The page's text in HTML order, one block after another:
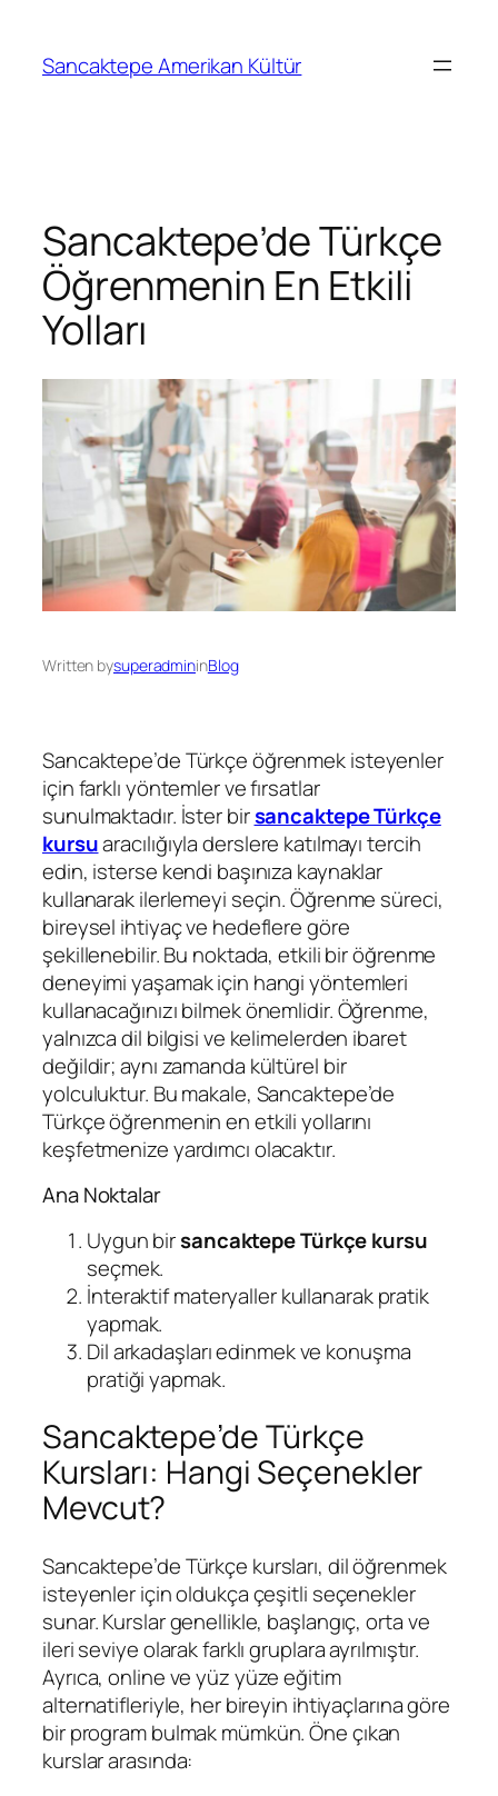
Sancaktepe Amerikan Kültür
Sancaktepe’de Türkçe
Öğrenmenin En Etkili
Yolları
Written bysuperadmininBlog
Sancaktepe’de Türkçe öğrenmek isteyenler
için farklı yöntemler ve fırsatlar
sunulmaktadır. İster birsancaktepe Türkçe
kursuaracılığıyla derslere katılmayı tercih
edin, isterse kendi başınıza kaynaklar
kullanarak ilerlemeyi seçin. Öğrenme süreci,
bireysel ihtiyaç ve hedeflere göre
şekillenebilir. Bu noktada, etkili bir öğrenme
deneyimi yaşamak için hangi yöntemleri
kullanacağınızı bilmek önemlidir. Öğrenme,
yalnızca dil bilgisi ve kelimelerden ibaret
değildir; aynı zamanda kültürel bir
yolculuktur. Bu makale, Sancaktepe’de
Türkçe öğrenmenin en etkili yollarını
keşfetmenize yardımcı olacaktır.
Ana Noktalar
Uygun birsancaktepe Türkçe kursu
seçmek.
İnteraktif materyaller kullanarak pratik
yapmak.
Dil arkadaşları edinmek ve konuşma
pratiği yapmak.
Sancaktepe’de Türkçe
Kursları: Hangi Seçenekler
Mevcut?
Sancaktepe’de Türkçe kursları, dil öğrenmek
isteyenler için oldukça çeşitli seçenekler
sunar. Kurslar genellikle, başlangıç, orta ve
ileri seviye olarak farklı gruplara ayrılmıştır.
Ayrıca, online ve yüz yüze eğitim
alternatifleriyle, her bireyin ihtiyaçlarına göre
bir program bulmak mümkün. Öne çıkan
kurslar arasında: